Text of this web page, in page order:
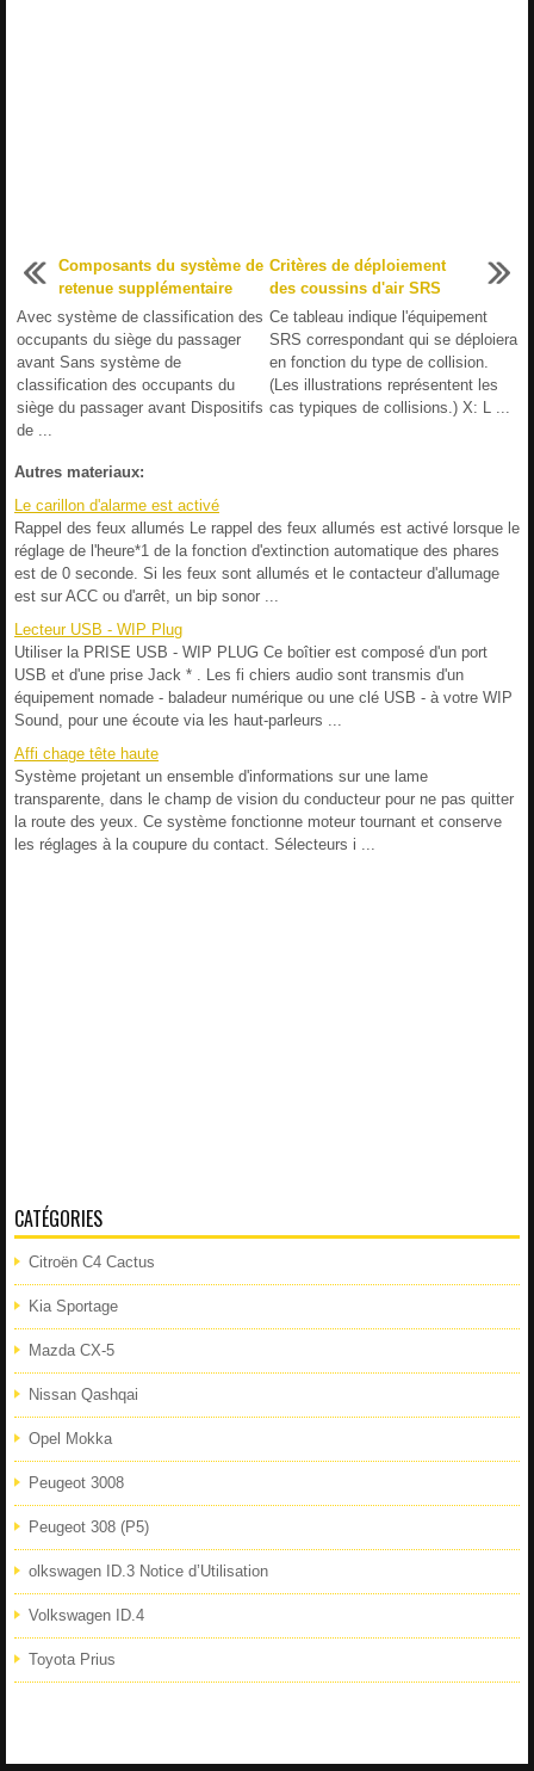
Composants du système de
retenue supplémentaire
Avec système de classification des
occupants du siège du passager
avant Sans système de
classification des occupants du
siège du passager avant Dispositifs
de ...
Critères de déploiement
des coussins d'air SRS
Ce tableau indique l'équipement
SRS correspondant qui se déploiera
en fonction du type de collision.
(Les illustrations représentent les
cas typiques de collisions.) X: L ...
Autres materiaux:
Le carillon d'alarme est activé
Rappel des feux allumés Le rappel des feux allumés est activé lorsque le
réglage de l'heure*1 de la fonction d'extinction automatique des phares
est de 0 seconde. Si les feux sont allumés et le contacteur d'allumage
est sur ACC ou d'arrêt, un bip sonor ...
Lecteur USB - WIP Plug
Utiliser la PRISE USB - WIP PLUG Ce boîtier est composé d'un port
USB et d'une prise Jack * . Les fi chiers audio sont transmis d'un
équipement nomade - baladeur numérique ou une clé USB - à votre WIP
Sound, pour une écoute via les haut-parleurs ...
Affi chage tête haute
Système projetant un ensemble d'informations sur une lame
transparente, dans le champ de vision du conducteur pour ne pas quitter
la route des yeux. Ce système fonctionne moteur tournant et conserve
les réglages à la coupure du contact. Sélecteurs i ...
CATÉGORIES
Citroën C4 Cactus
Kia Sportage
Mazda CX-5
Nissan Qashqai
Opel Mokka
Peugeot 3008
Peugeot 308 (P5)
olkswagen ID.3 Notice d’Utilisation
Volkswagen ID.4
Toyota Prius